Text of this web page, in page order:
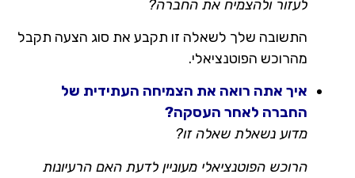
לעזור ולהצמיח את החברה?
התשובה שלך לשאלה זו תקבע את סוג הצעה תקבל
מהרוכש הפוטנציאלי.
איך אתה רואה את הצמיחה העתידית של
החברה לאחר העסקה?
מדוע נשאלת שאלה זו?
הרוכש הפוטנציאלי מעוניין לדעת האם הרעיונות